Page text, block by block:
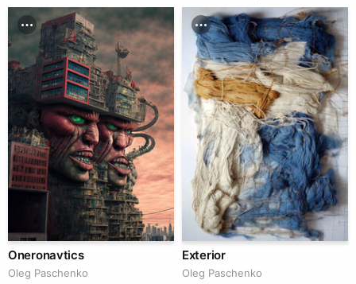
Oneronavtics
Oleg Paschenko
Exterior
Oleg Paschenko